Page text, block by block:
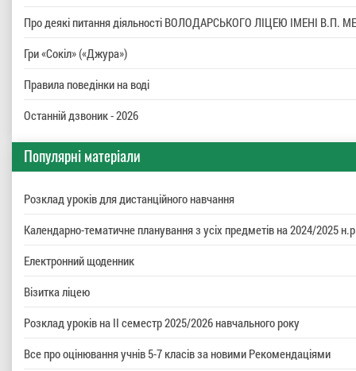
Про деякі питання діяльності ВОЛОДАРСЬКОГО ЛІЦЕЮ ІМЕНІ
Гри «Сокіл» («Джура»)
Правила поведінки на воді
Останній дзвоник - 2026
Популярні матеріали
Розклад уроків для дистанційного навчання
Календарно-тематичне планування з усіх предметів на 2024/2025
Електронний щоденник
Візитка ліцею
Розклад уроків на ІІ семестр 2025/2026 навчального року
Все про оцінювання учнів 5-7 класів за новими Рекомендаціями